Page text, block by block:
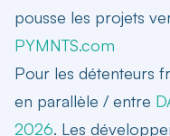
pousse les projets
PYMNTS.com
Pour les détenteurs
en parallèle / entre
2026. Les